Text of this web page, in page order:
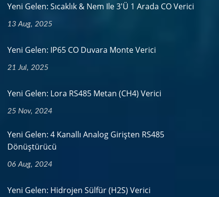
Yeni Gelen: Sıcaklık & Nem Ile 3'ü 1 Arada CO Verici
13 Aug, 2025
Yeni Gelen: IP65 CO Duvara Monte Verici
21 Jul, 2025
Yeni Gelen: Lora RS485 Metan (CH4) Verici
25 Nov, 2024
Yeni Gelen: 4 Kanallı Analog Girişten RS485
Dönüştürücü
06 Aug, 2024
Yeni Gelen: Hidrojen Sülfür (H2S) Verici